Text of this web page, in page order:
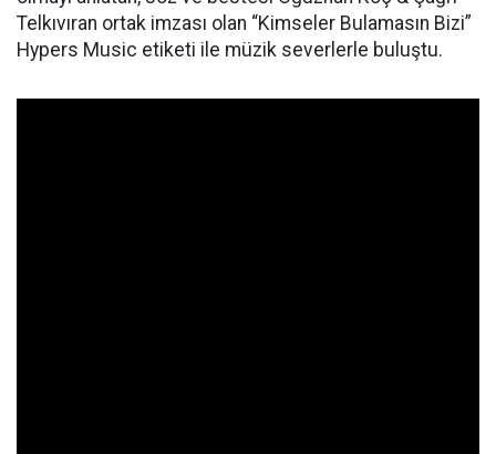
Telkıvıran ortak imzası olan “Kimseler Bulamasın Bizi”
Hypers Music etiketi ile müzik severlerle buluştu.